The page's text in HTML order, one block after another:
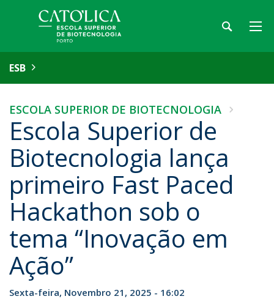
ESB
ESCOLA SUPERIOR DE BIOTECNOLOGIA
Escola Superior de
Biotecnologia lança
primeiro Fast Paced
Hackathon sob o
tema “Inovação em
Ação”
Sexta-feira, Novembro 21, 2025 - 16:02